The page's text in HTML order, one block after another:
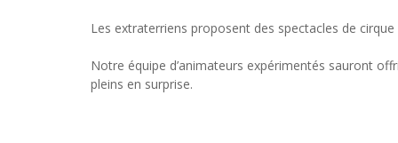
Les extraterriens proposent des spectacles de
Notre équipe d’animateurs expérimentés sauront
pleins en surprise.